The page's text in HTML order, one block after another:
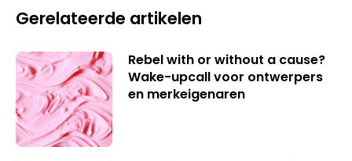
Gerelateerde artikelen
Rebel with or without a cause?
Wake-upcall voor ontwerpers
en merkeigenaren